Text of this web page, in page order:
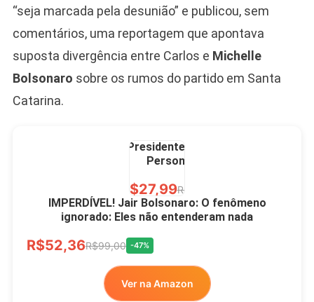
“seja marcada pela desunião” e publicou, sem
comentários, uma reportagem que apontava
suposta divergência entre Carlos e Michelle
Bolsonaro sobre os rumos do partido em Santa
Catarina.
LIVRE
Presidente Porcelana
Personalizada
R$27,99R$49,00
IMPERDÍVEL! Jair Bolsonaro: O fenômeno
ignorado: Eles não entenderam nada
R$52,36R$99,00 -47%
Ver na Amazon